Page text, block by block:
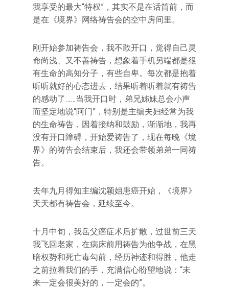
我享受的最大“特权”，其实不是在话筒前，而
是在《境界》网络祷告会的空中房间里。
刚开始参加祷告会，我不敢开口，觉得自己灵
命尚浅、又不善祷告，想象着手机另端都是很
有生命的高知分子，有些自卑。每次都是抱着
听听就好的心态进去，结果听着听着就有祷告
的感动了……当我开口时，弟兄姊妹总会小声
而坚定地说“阿门”，特别是主编夫妇经常为我
的生命祷告，因着接纳和鼓励，渐渐地，我再
没有开口障碍，开始爱祷告了，现在每晚《境
界》的祷告会结束后，我还会带领弟弟一同祷
告。
去年九月得知主编沈颖姐患癌开始，《境界》
天天都有祷告会，延续至今。
十月中旬，我岳父癌症术后扩散，过世前三天
我飞回老家，在病床前用祷告为他争战，在黑
暗权势和死亡毒勾前，经历神迹和得胜，他走
之前拉着我们的手，充满信心盼望地说：“未
来一定会很美好的，一定会的”。